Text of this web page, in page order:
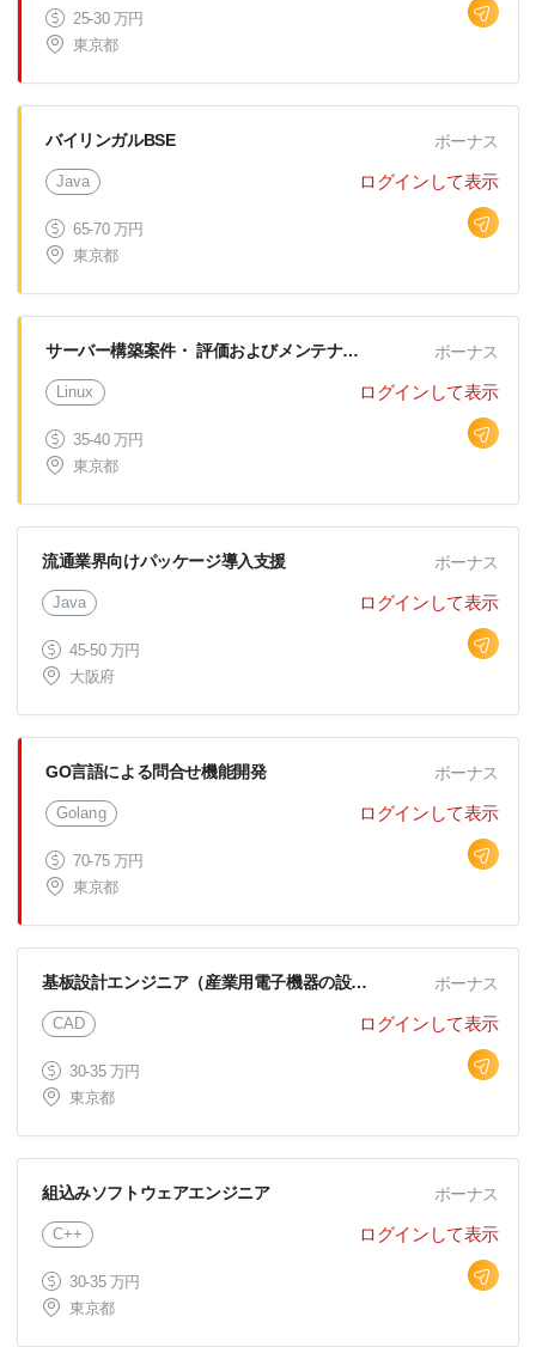
25-30 万円
東京都
バイリンガルBSE
Java
65-70 万円
東京都
ボーナス
ログインして表示
サーバー構築案件・ 評価およびメンテナンス
Linux
35-40 万円
東京都
ボーナス
ログインして表示
流通業界向けパッケージ導入支援
Java
45-50 万円
大阪府
ボーナス
ログインして表示
GO言語による問合せ機能開発
Golang
70-75 万円
東京都
ボーナス
ログインして表示
基板設計エンジニア（産業用電子機器の設計開発）
CAD
30-35 万円
東京都
ボーナス
ログインして表示
組込みソフトウェアエンジニア
C++
30-35 万円
東京都
ボーナス
ログインして表示